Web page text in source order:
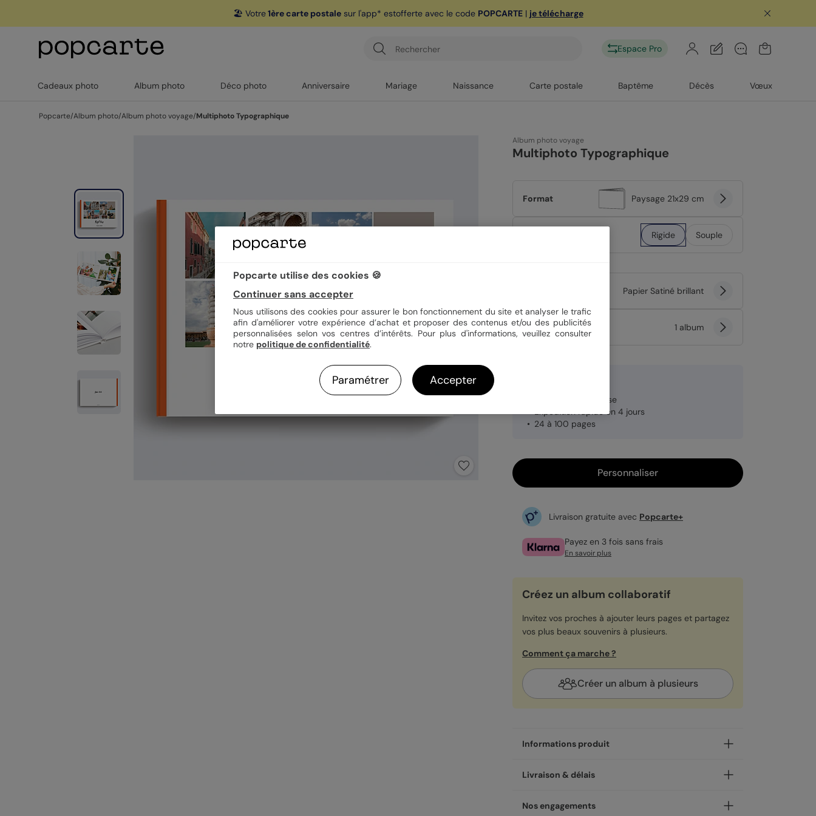
🏖️ Votre1ère carte postalesur l'app* estofferte avec le code POPCARTE| je télécharge
Espace Pro
Cadeaux photo Album photo Déco photo Anniversaire Mariage Naissance Carte postale Baptême Décès Vœux
Popcarte/Album photo/Album photo voyage/Multiphoto Typographique
Album photo voyage
Multiphoto Typographique
Format Paysage 21x29 cm
Rigide Souple
Papier Satiné brillant
Quantité 1 album
Fabrication française
Expédition rapide en 4 jours
24 à 100 pages
Personnaliser
Livraison gratuite avec Popcarte+
Payez en 3 fois sans frais
En savoir plus
Créez un album collaboratif
Invitez vos proches à ajouter leurs pages et partagez
vos plus beaux souvenirs à plusieurs.
Comment ça marche ?
Créer un album à plusieurs
Informations produit
Il y a les souvenirs qu'on garde pour soi, et ceux qu'on
100 pages entièrement personnalisables pour
Livraison & délais
Livré avec amour !
Nos engagements
Popcarte utilise des cookies 🍪
Continuer sans accepter
Nous utilisons des cookies pour assurer le bon fonctionnement du site et analyser le trafic
afin d'améliorer votre expérience d’achat et proposer des contenus et/ou des publicités
personnalisées selon vos centres d’intérêts. Pour plus d'informations, veuillez consulter
notre politique de confidentialité.
Paramétrer Accepter